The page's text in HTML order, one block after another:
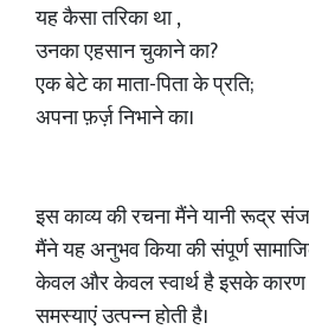
यह कैसा तरिका था ,
उनका एहसान चुकाने का?
एक बेटे का माता-पिता के प्रति;
अपना फ़र्ज़ निभाने का।
इस काव्य की रचना मैंने यानी रूद्र
मैंने यह अनुभव किया की संपूर्ण
केवल और केवल स्वार्थ है इसके कारण
समस्याएं उत्पन्न होती है।